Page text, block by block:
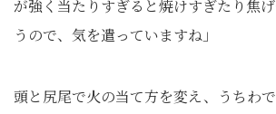
が強く当たりすぎると焼けすぎたり焦
うので、気を遣っていますね」
頭と尻尾で火の当て方を変え、うちわ